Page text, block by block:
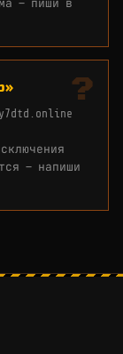
— пиши в
— напиши